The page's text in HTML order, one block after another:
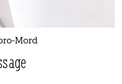
Mord